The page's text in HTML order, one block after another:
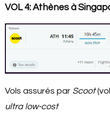
VOL 4: Athènes à
Vols assurés par Scoot
ultra low-cost